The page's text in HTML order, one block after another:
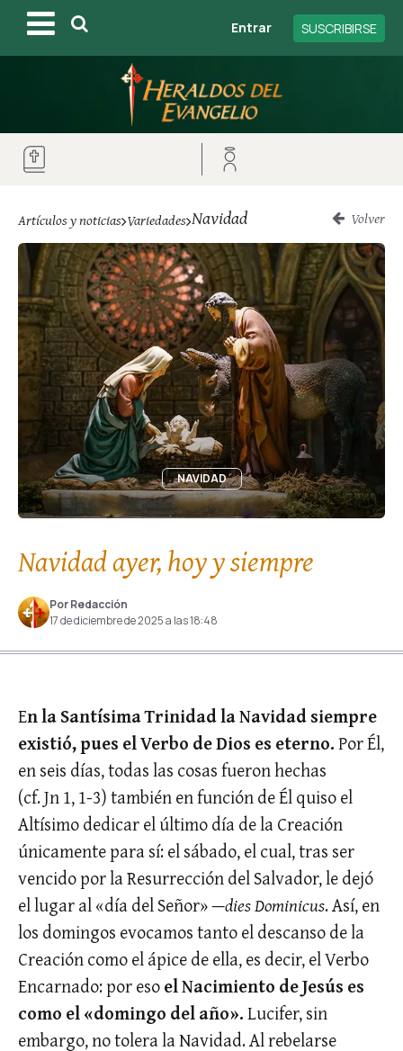
Entrar SUSCRIBIRSE
Artículos y noticias Variedades Navidad Volver
NAVIDAD
Navidad ayer, hoy y siempre
Por Redacción
17 de diciembre de 2025 a las 18:48
En la Santísima Trinidad la Navidad siempre
existió, pues el Verbo de Dios es eterno.Por Él,
en seis días, todas las cosas fueron hechas
(cf. Jn 1, 1-3) también en función de Él quiso el
Altísimo dedicar el último día de la Creación
únicamente para sí: el sábado, el cual, tras ser
vencido por la Resurrección del Salvador, le dejó
el lugar al «día del Señor» —dies Dominicus. Así, en
los domingos evocamos tanto el descanso de la
Creación como el ápice de ella, es decir, el Verbo
Encarnado: por esoel Nacimiento de Jesús es
como el «domingo del año».Lucifer, sin
embargo, no tolera la Navidad. Al rebelarse